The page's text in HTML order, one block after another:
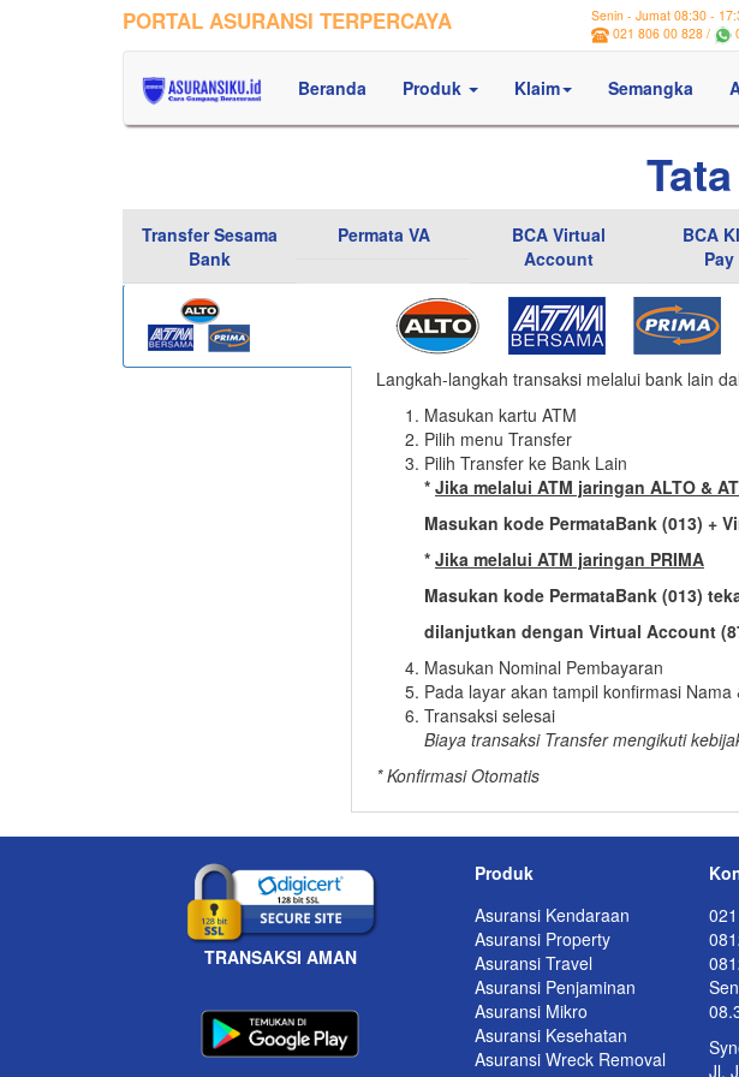
PORTAL ASURANSI TERPERCAYA
Senin - Jumat 08:30 -
021 806 00 828 /
Beranda Produk Klaim Semangka
Transfer Sesama
Bank
Permata VA
BCA Virtual
Account
BCA
Pay
Langkah-langkah transaksi melalui bank lain
Masukan kartu ATM
Pilih menu Transfer
Pilih Transfer ke Bank Lain
* Jika melalui ATM jaringan ALTO &
Masukan kode PermataBank (013) +
* Jika melalui ATM jaringan PRIMA
Masukan kode PermataBank (013)
dilanjutkan dengan Virtual Account
Masukan Nominal Pembayaran
Pada layar akan tampil konfirmasi
Transaksi selesai
Biaya transaksi Transfer mengikuti
* Konfirmasi Otomatis
TRANSAKSI AMAN
Produk
Asuransi Kendaraan
Asuransi Property
Asuransi Travel
Asuransi Penjaminan
Asuransi Mikro
Asuransi Kesehatan
Asuransi Wreck Removal
Jl.